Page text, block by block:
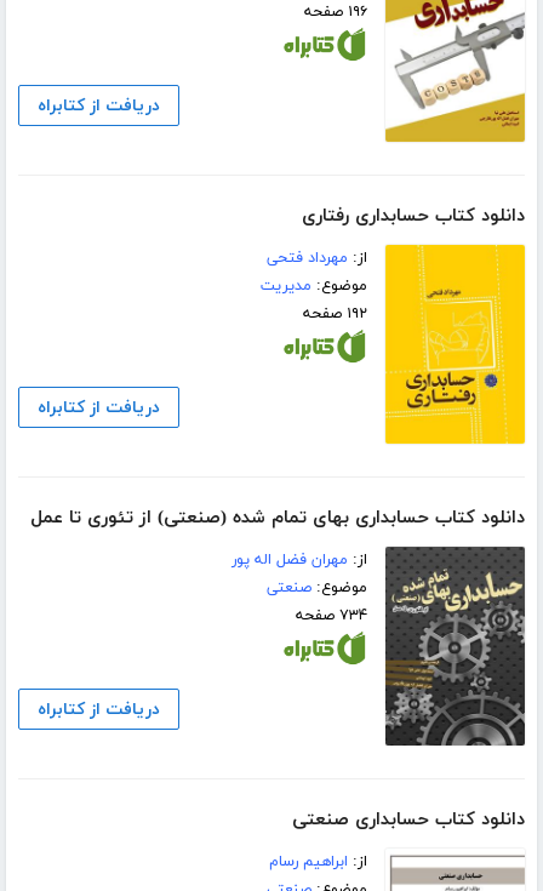
۱۹۶ صفحه
دریافت از کتابراه
دانلود کتاب حسابداری رفتاری
از: مهرداد فتحی
موضوع: مدیریت
۱۹۲ صفحه
دریافت از کتابراه
دانلود کتاب حسابداری بهای تمام شده (صنعتی) از تئوری تا عمل
از: مهران فضل اله پور
موضوع:صنعتی
۷۳۴ صفحه
دریافت از کتابراه
دانلود کتاب حسابداری صنعتی
از: ابراهیم رسام